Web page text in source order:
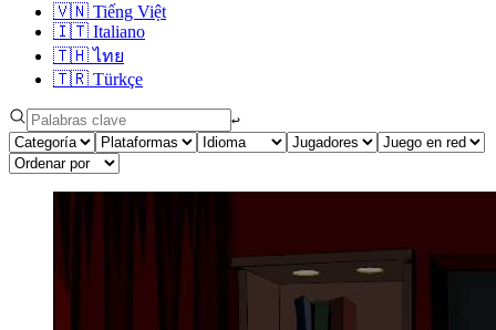
🇻🇳 Tiếng Việt
🇮🇹 Italiano
🇹🇭 ไทย
🇹🇷 Türkçe
↩︎